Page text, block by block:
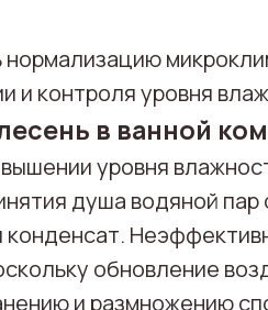
и контроля уровня
в ванной
уровня
душа водяной пар
обновление
и размножению